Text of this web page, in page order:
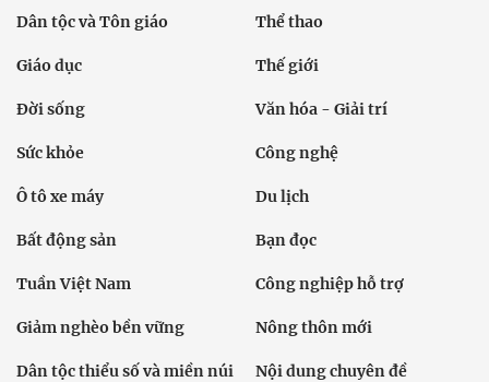
Dân tộc và Tôn giáo Thể thao
Giáo dục Thế giới
Đời sống Văn hóa - Giải trí
Sức khỏe Công nghệ
Ô tô xe máy Du lịch
Bất động sản Bạn đọc
Tuần Việt Nam Công nghiệp hỗ trợ
Giảm nghèo bền vững Nông thôn mới
Dân tộc thiểu số và miền núi Nội dung chuyên đề